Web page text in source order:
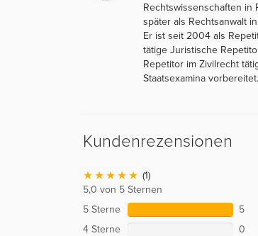
Rechtswissenschaften in
später als Rechtsanwalt
Er ist seit 2004 als
tätige Juristische
Repetitor im Zivilrecht
Staatsexamina vorbereitet.
Kundenrezensionen
(1)
5,0 von 5 Sternen
5 Sterne
5
4 Sterne
0